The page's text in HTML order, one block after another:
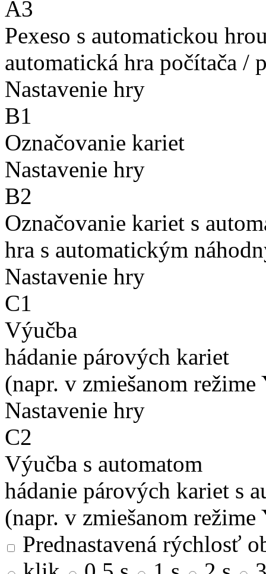
A3
Pexeso s automatickou
automatická hra počítača /
Nastavenie hry
B1
Označovanie kariet
Nastavenie hry
B2
Označovanie kariet s
hra s automatickým
Nastavenie hry
C1
Výučba
hádanie párových kariet
(napr. v zmiešanom režime
Nastavenie hry
C2
Výučba s automatom
hádanie párových kariet s
(napr. v zmiešanom režime
Prednastavená rýchlosť